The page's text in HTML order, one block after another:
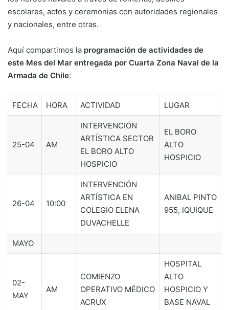
escolares, actos y ceremonias con autoridades regionales
y nacionales, entre otras.
Aquí compartimos la programación de actividades de
este Mes del Mar entregada por Cuarta Zona Naval de la
Armada de Chile:
FECHA HORA ACTIVIDAD LUGAR
25-04 AM
INTERVENCIÓN
ARTÍSTICA SECTOR
EL BORO ALTO
HOSPICIO
EL BORO
ALTO
HOSPICIO
26-04 10:00
INTERVENCIÓN
ARTÍSTICA EN
COLEGIO ELENA
DUVACHELLE
ANIBAL PINTO
955, IQUIQUE
MAYO
02-
MAY
AM
COMIENZO
OPERATIVO MÉDICO
ACRUX
HOSPITAL
ALTO
HOSPICIO Y
BASE NAVAL